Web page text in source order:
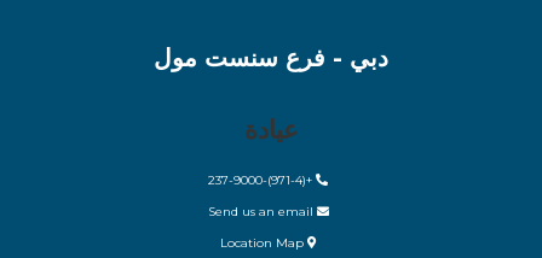
دبي - فرع سنست مول
عيادة
+
(971-4)-237-9000
Location Map